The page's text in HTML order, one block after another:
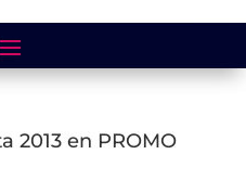
2013 en PROMO